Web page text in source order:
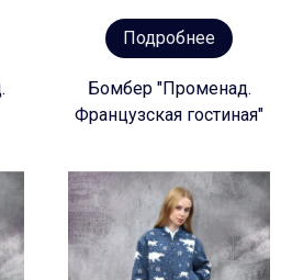
Подробнее
Бомбер "Променад.
Французская гостиная"